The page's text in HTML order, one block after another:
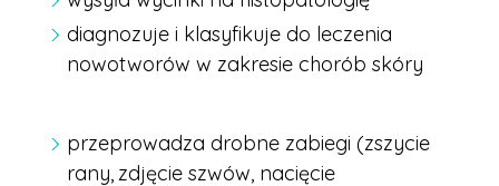
diagnozuje i klasyfikuje do leczenia
nowotworów w zakresie chorób skóry
przeprowadza drobne zabiegi (zszycie
rany,zdjęcie szwów, nacięcie